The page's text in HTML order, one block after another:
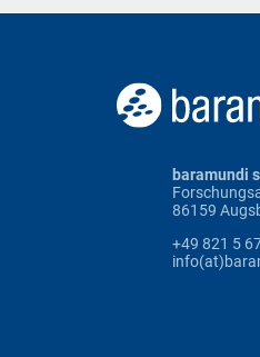
baramundi
86159
+49 821 5